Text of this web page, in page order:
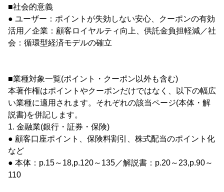
■社会的意義
● ユーザー：ポイントが失効しない安心、クーポンの有効
活用／企業：顧客ロイヤルティ向上、供託金負担軽減／社
会：循環型経済モデルの確立
■業種対象一覧(ポイント・クーポン以外も含む)
本著作権はポイントやクーポンだけではなく、以下の幅広
い業種に適用されます。それぞれの該当ページ(本体・解
説書)を併記します。
1. 金融業(銀行・証券・保険)
● 顧客口座ポイント、保険料割引、株式配当のポイント化
など
● 本体：p.15～18,p.120～135／解説書：p.20～23,p.90～
110